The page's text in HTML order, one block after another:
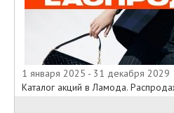
1 января 2025 - 31 декабря 2029
Каталог акций в Ламода.